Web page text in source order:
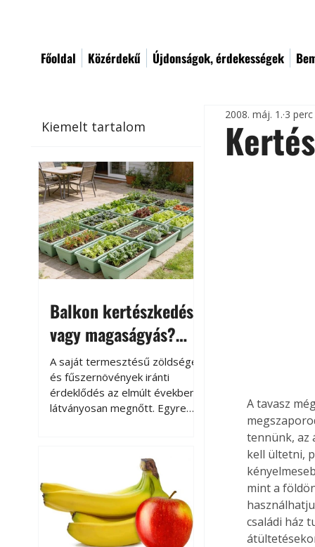
Főoldal Közérdekű Újdonságok, érdekességek
Kiemelt tartalom
Balkon kertészkedés
vagy magaságyás?
Helytakarékos
kertészkedés
A saját termesztésű zöldségek
és fűszernövények iránti
érdeklődés az elmúlt években
látványosan megnőtt. Egyre
kertészkedés sokak számára
kikapcsolódást és feltöltődést
is jelent.
2008. máj. 1. 3
A tavasz
tennünk, az
kell ültetni,
mint a
családi ház